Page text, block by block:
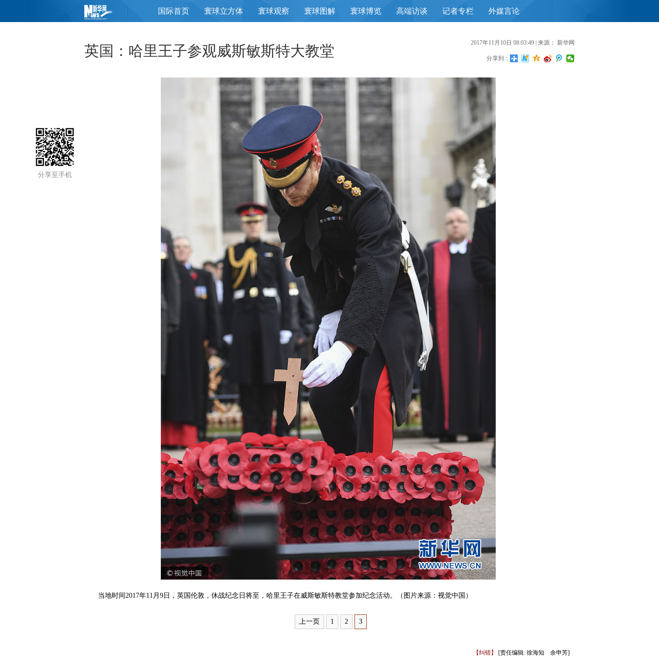
国际首页 寰球立方体 寰球观察 寰球图解 寰球博览 高端访谈 记者专栏 外媒言论
分享至手机
英国：哈里王子参观威斯敏斯特大教堂 2017年11月10日 08:03:49 | 来源： 新华网
分享到：
当地时间2017年11月9日，英国伦敦，休战纪念日将至，哈里王子在威斯敏斯特教堂参加纪念活动。（图片来源：视觉中国）
上一页 1 2 3
【纠错】 [责任编辑: 徐海知 余申芳]